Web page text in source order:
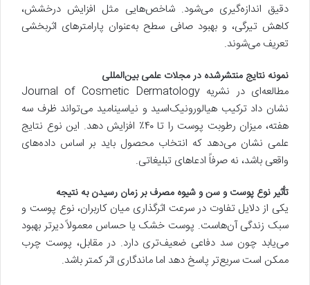
دقیق اندازه‌گیری می‌شود. شاخص‌هایی مثل افزایش درخشش،
کاهش تیرگی، و بهبود صافی سطح به‌عنوان پارامترهای اثربخشی
تعریف می‌شوند.
نمونه نتایج منتشرشده در مجلات علمی بین‌المللی
مطالعه‌ای در نشریه Journal of Cosmetic Dermatology
نشان داد ترکیب هیالورونیک‌اسید و نیاسینامید می‌تواند ظرف سه
هفته، میزان رطوبت پوست را تا ۴۰٪ افزایش دهد. این نوع نتایج
علمی نشان می‌دهد که انتخاب محصول باید بر اساس داده‌های
واقعی باشد، نه صرفاً ادعاهای تبلیغاتی.
تأثیر نوع پوست و سن و شیوه مصرف بر زمان رسیدن به نتیجه
یکی از دلایل تفاوت در سرعت اثرگذاری میان کاربران، نوع پوست و
سبک زندگی آن‌هاست. پوست خشک یا حساس معمولاً دیرتر بهبود
می‌یابد چون سد دفاعی ضعیف‌تری دارد. در مقابل، پوست چرب
ممکن است سریع‌تر پاسخ دهد اما ماندگاری اثر کمتر باشد.